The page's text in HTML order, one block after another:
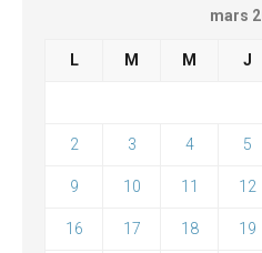
mars
L M M J
2 3 4 5
9 10 11 12
16 17 18 19